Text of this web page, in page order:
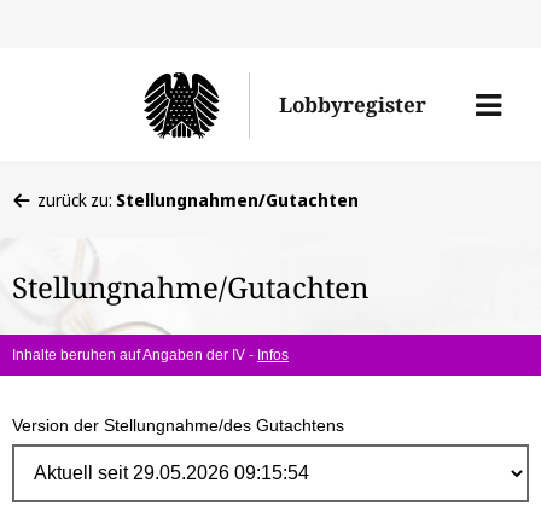
Lobbyregister
Menü
befinden
hier:
zurück zu: Stellungnahmen/Gutachten
Stellungnahme/Gutachten
Inhalte beruhen auf Angaben der IV - Infos
Version der Stellungnahme/des Gutachtens